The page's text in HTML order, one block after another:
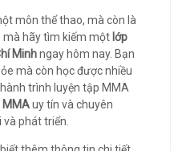
môn thể thao, mà còn là
mà hãy tìm kiếm một lớp
Minhngay hôm nay. Bạn
mà còn học được nhiều
trình luyện tập MMA
uy tín và chuyên
phát triển.